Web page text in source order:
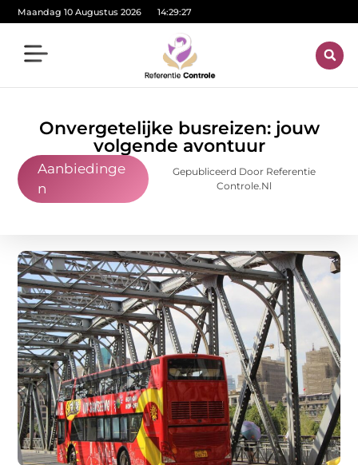
Maandag 10 Augustus 2026 14:29:29
Onvergetelijke busreizen: jouw
volgende avontuur
Aanbiedinge
n
Gepubliceerd Door Referentie
Controle.nl